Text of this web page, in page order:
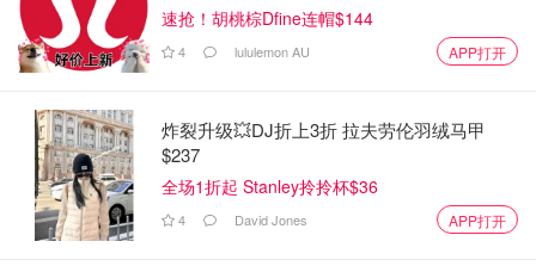
7. 芒果切薄片，拿一小片卷起来，放碟子中间做中心，芒果
速抢！胡桃棕Dfine连帽$144
4 lululemon AU APP打开
炸裂升级💥DJ折上3折 拉夫劳伦羽绒马甲
$237
全场1折起 Stanley拎拎杯$36
4 David Jones APP打开